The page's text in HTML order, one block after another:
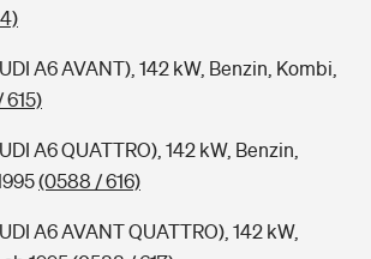
A6 AVANT), 142 kW, Benzin, Kombi,
615)
A6 QUATTRO), 142 kW, Benzin,
(0588 / 616)
A6 AVANT QUATTRO), 142 kW,